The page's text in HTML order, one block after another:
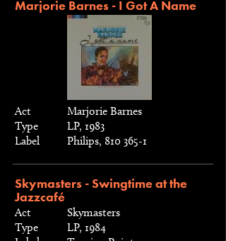
Marjorie Barnes - I Got A Name
Act
Marjorie Barnes
Type
LP, 1983
Label
Philips, 810 365-1
Skymasters - Swingtime at the
Jazzcafé
Act
Skymasters
Type
LP, 1984